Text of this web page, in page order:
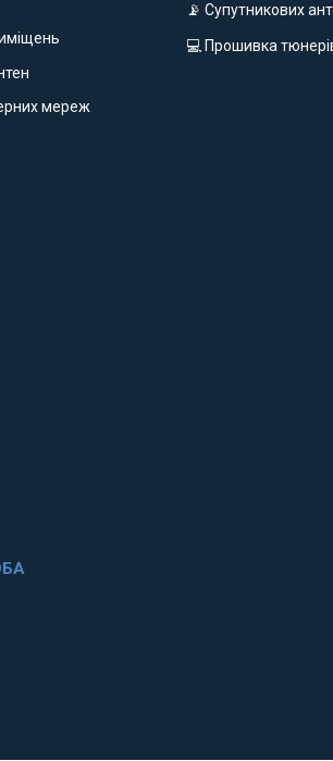
мереж
📡 Супутникових
💻 Прошивка